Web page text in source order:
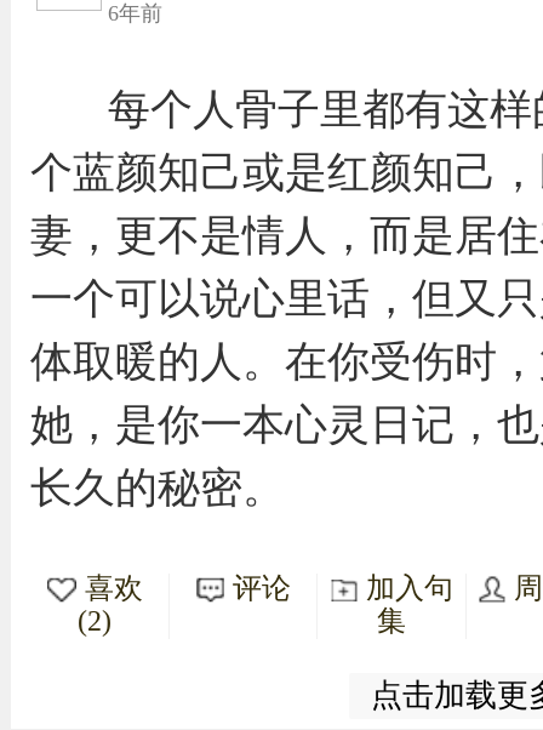
6年前
每个人骨子里都有这
个蓝颜知己或是红颜知己
妻，更不是情人，而是居
一个可以说心里话，但又
体取暖的人。在你受伤时
她，是你一本心灵日记，
长久的秘密。
喜欢
(2)
评论
加入句
集
点击加载更